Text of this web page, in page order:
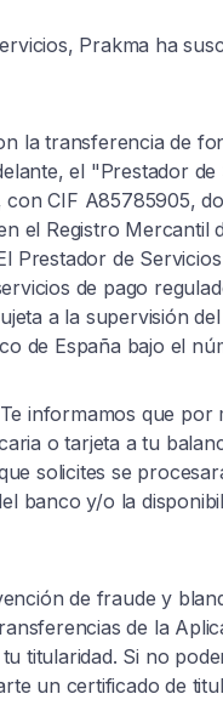
Prakma ha
la transferencia de
el "Prestador de
CIF A85785905,
el Registro Mercantil
Prestador de
de pago
a la supervisión
de España bajo el
informamos que por
o tarjeta a tu
solicites se
banco y/o la
de fraude y
de la
titularidad. Si no
un certificado de